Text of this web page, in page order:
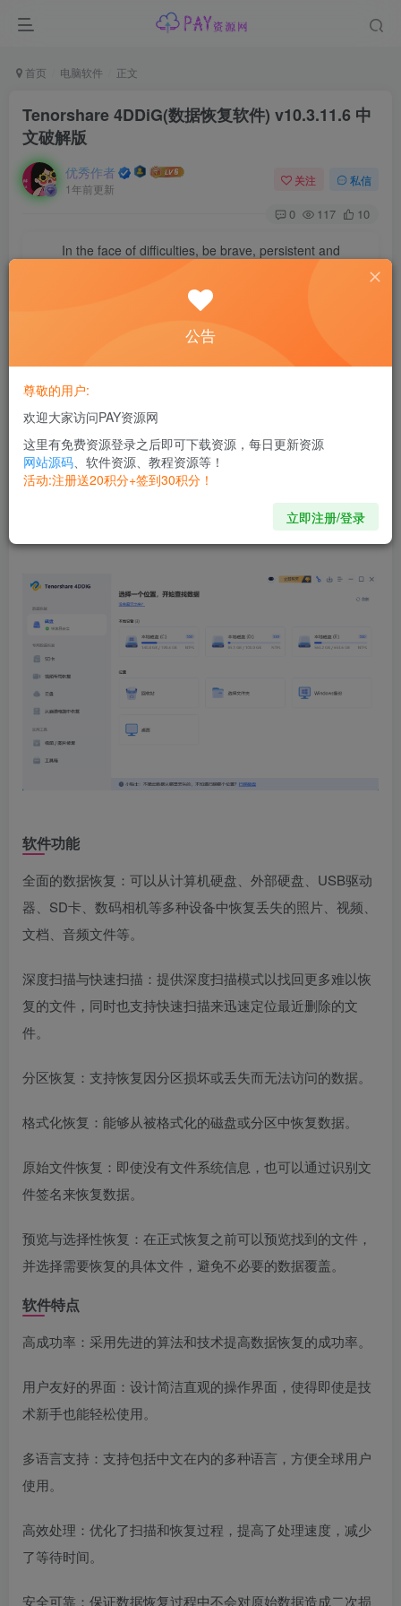
首页 电脑软件 正文
Tenorshare 4DDiG(数据恢复软件) v10.3.11.6 中
文破解版
优秀作者
1年前更新
关注 私信
0 117 10
In the face of difficulties, be brave, persistent and
Tenorshare 4DDiG 是一款专业的数据恢复软件，旨在帮助用
户从各种存储设备中恢复丢失或误删除的数据。无论是因为
误操作、格式化、系统崩溃还是病毒感染导致的数据丢失，
4DDiG都能提供有效的解决方案。它支持多种文件类型和存
储介质，包括硬盘驱动器、USB闪存盘、SD卡、数码相机
软件功能
全面的数据恢复：可以从计算机硬盘、外部硬盘、USB驱动
器、SD卡、数码相机等多种设备中恢复丢失的照片、视频、
文档、音频文件等。
深度扫描与快速扫描：提供深度扫描模式以找回更多难以恢
复的文件，同时也支持快速扫描来迅速定位最近删除的文
件。
分区恢复：支持恢复因分区损坏或丢失而无法访问的数据。
格式化恢复：能够从被格式化的磁盘或分区中恢复数据。
原始文件恢复：即使没有文件系统信息，也可以通过识别文
件签名来恢复数据。
预览与选择性恢复：在正式恢复之前可以预览找到的文件，
并选择需要恢复的具体文件，避免不必要的数据覆盖。
软件特点
高成功率：采用先进的算法和技术提高数据恢复的成功率。
用户友好的界面：设计简洁直观的操作界面，使得即使是技
术新手也能轻松使用。
多语言支持：支持包括中文在内的多种语言，方便全球用户
使用。
高效处理：优化了扫描和恢复过程，提高了处理速度，减少
了等待时间。
安全可靠：保证数据恢复过程中不会对原始数据造成二次损
公告
尊敬的用户:
欢迎大家访问PAY资源网
这里有免费资源登录之后即可下载资源，每日更新资源
网站源码、软件资源、教程资源等！
活动:注册送20积分+签到30积分！
立即注册/登录